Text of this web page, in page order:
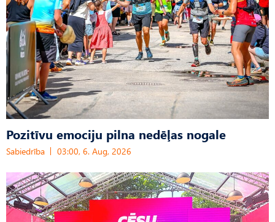
Pozitīvu emociju pilna nedēļas nogale
Sabiedrība 03:00, 6. Aug, 2026